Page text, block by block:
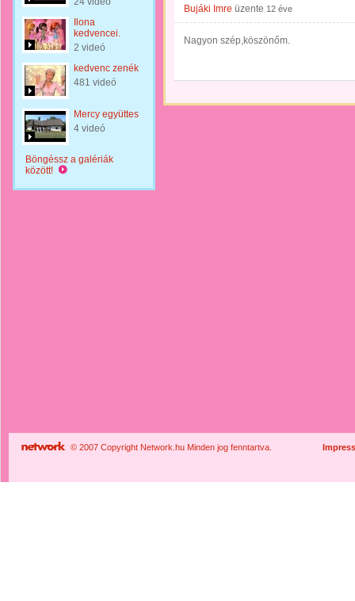
Ilona
kedvencei.
2 videó
kedvenc zenék
481 videó
Mercy együttes
4 videó
Böngéssz a galériák
között!
Bujáki Imre üzente 12 éve
Nagyon szép,köszönőm.
© 2007 Copyright Network.hu Minden jog fenntartva.